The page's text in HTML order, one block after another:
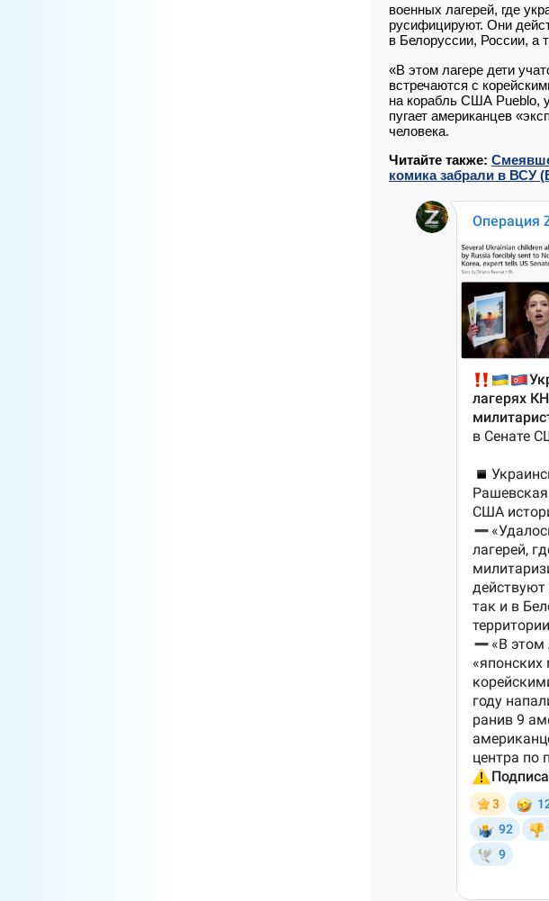
военных лагерей, где
русифицируют. Они
в Белоруссии, России, а
«В этом лагере дети
встречаются с
на корабль США Pueblo,
пугает американцев
человека.
Читайте также:
комика забрали в ВСУ